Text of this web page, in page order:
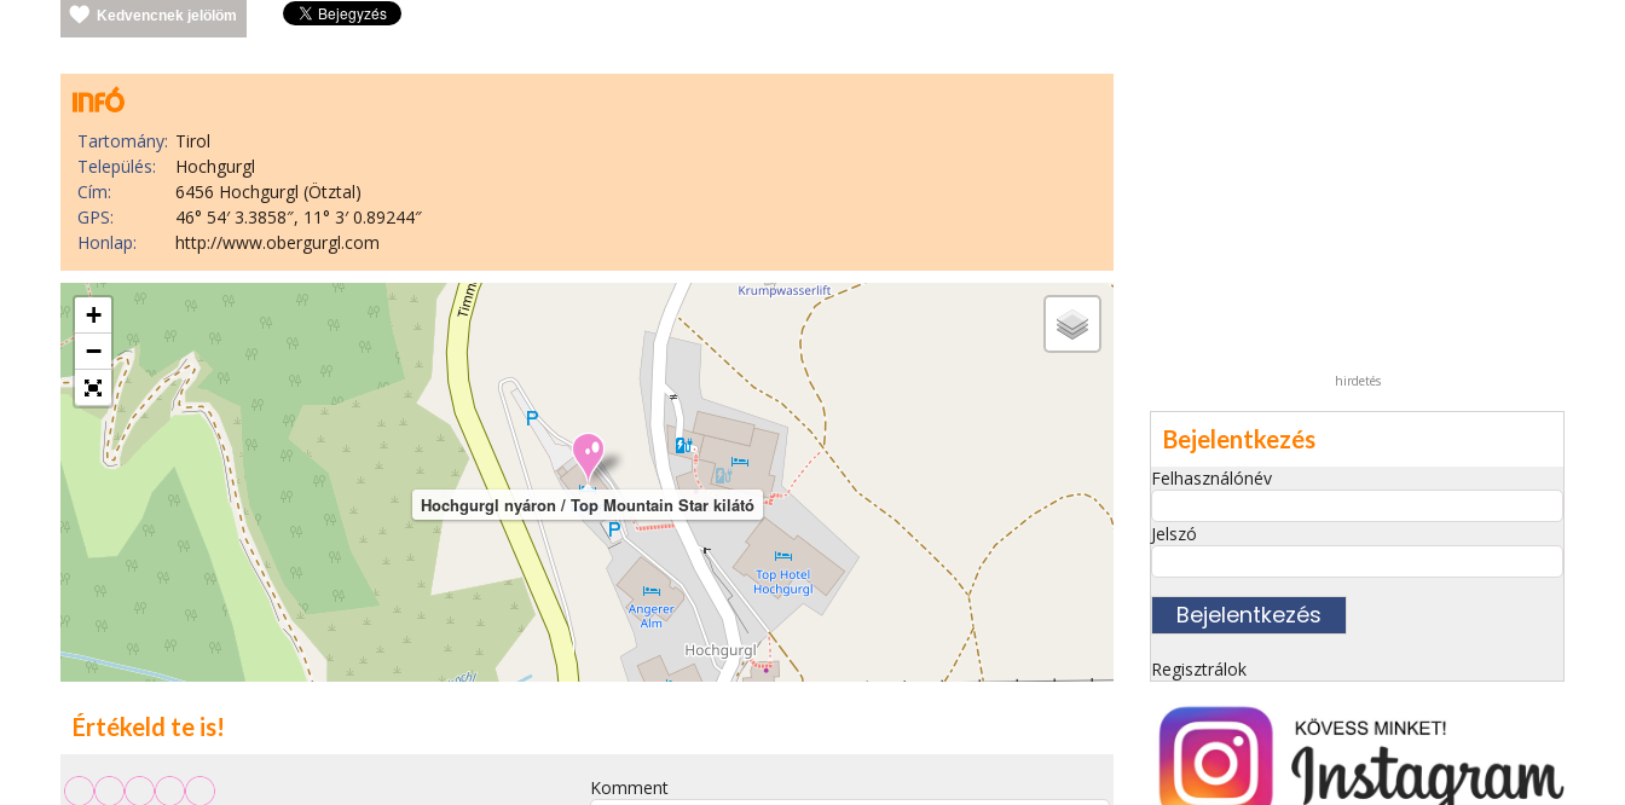
Kedvencnek jelölöm
Tartomány: Tirol
Település:
Hochgurgl
Cím:
6456 Hochgurgl (Ötztal)
GPS:
46° 54′ 3.3858″, 11° 3′ 0.89244″
Honlap:
http://www.obergurgl.com
Hochgurgl nyáron / Top Mountain Star kilátó
+
−
Értékeld te is!
Komment
hirdetés
Bejelentkezés
Felhasználónév
Jelszó
Regisztrálok